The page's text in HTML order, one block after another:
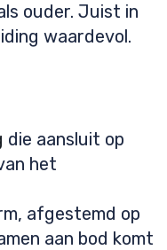
ouder. Juist in
waardevol.
die aansluit op
het
afgestemd op
aan bod komt